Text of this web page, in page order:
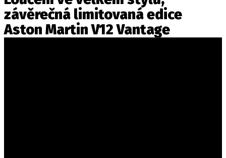
závěrečná limitovaná edice
Aston Martin V12 Vantage